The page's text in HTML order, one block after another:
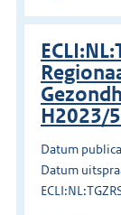
H2023/
Datum
Datum